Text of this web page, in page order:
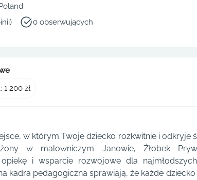
0 obserwujących
1 200 zł
w którym Twoje dziecko rozkwitnie i odkryje
w malowniczym Janowie, Żłobek
i wsparcie rozwojowe dla
kadra pedagogiczna sprawiają, że każde